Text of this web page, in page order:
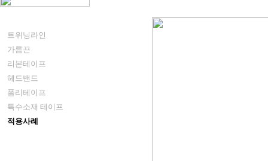
트위닝라인
가름끈
리본테이프
헤드밴드
폴리테이프
특수소재 테이프
적용사례